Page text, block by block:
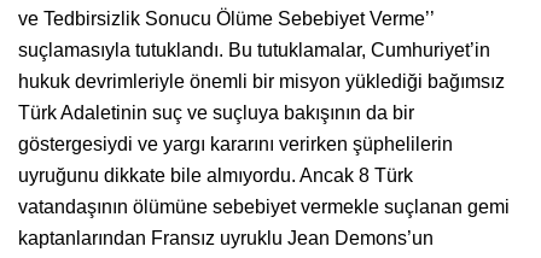
ve Tedbirsizlik Sonucu Ölüme Sebebiyet Verme’’
suçlamasıyla tutuklandı. Bu tutuklamalar, Cumhuriyet’in
hukuk devrimleriyle önemli bir misyon yüklediği bağımsız
Türk Adaletinin suç ve suçluya bakışının da bir
göstergesiydi ve yargı kararını verirken şüphelilerin
uyruğunu dikkate bile almıyordu. Ancak 8 Türk
vatandaşının ölümüne sebebiyet vermekle suçlanan gemi
kaptanlarından Fransız uyruklu Jean Demons’un